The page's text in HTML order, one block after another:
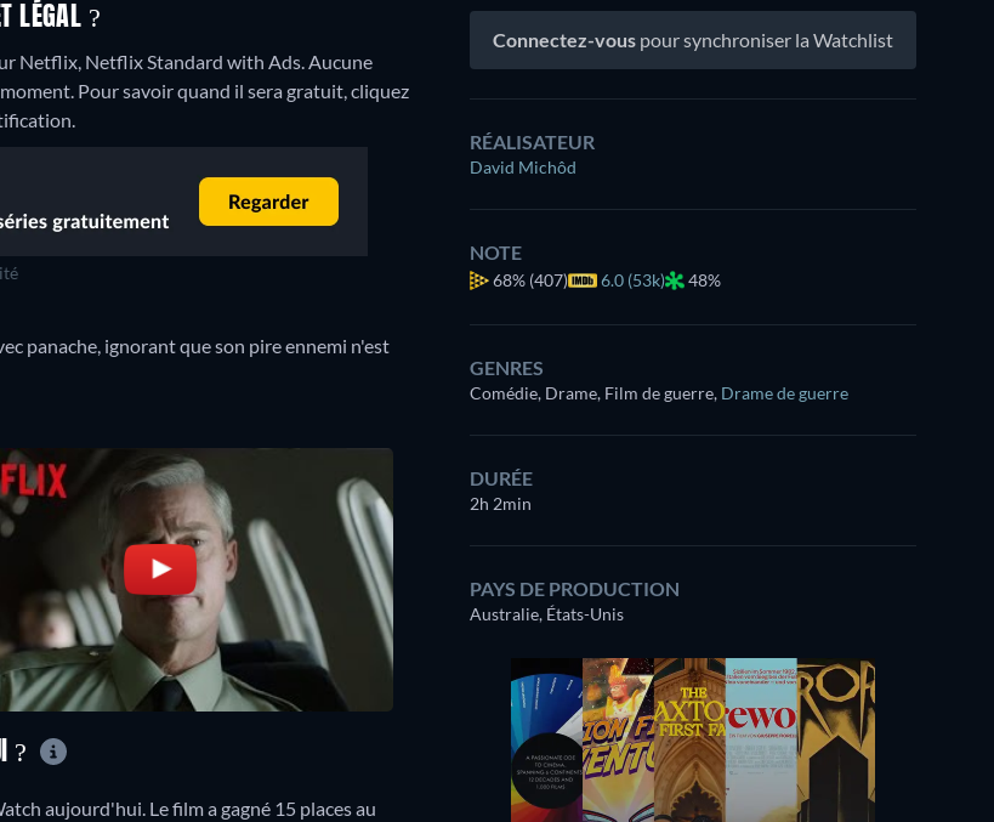
LÉGAL ?
Netflix, Netflix Standard with Ads.Aucune
Pour savoir quand il sera gratuit, cliquez
panache, ignorant que son pire ennemi n'est
Connectez-vous pour synchroniser la Watchlist
RÉALISATEUR
David Michôd
NOTE
68% (407) 6.0 (53k) 48%
GENRES
Comédie, Drame, Film de guerre, Drame de guerre
DURÉE
2h 2min
PAYS DE PRODUCTION
Australie, États-Unis
?
aujourd'hui. Le film a gagné 15 places au